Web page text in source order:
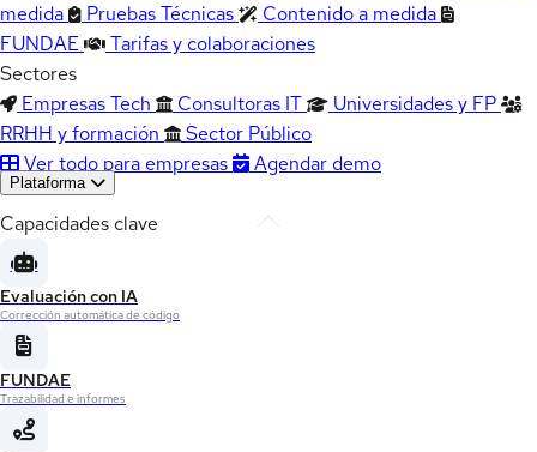
medida
Pruebas Técnicas
Contenido a medida
FUNDAE
Tarifas y colaboraciones
Sectores
Empresas Tech
Consultoras IT
Universidades y FP
RRHH y formación
Sector Público
Ver todo para empresas
Agendar demo
Plataforma
Capacidades clave
Evaluación con IA
Corrección automática de código
FUNDAE
Trazabilidad e informes